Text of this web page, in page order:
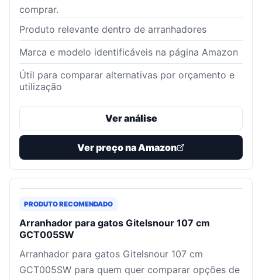
comprar.
Produto relevante dentro de arranhadores
Marca e modelo identificáveis na página Amazon
Útil para comparar alternativas por orçamento e
utilização
Ver análise
Ver preço na Amazon
PRODUTO RECOMENDADO
Arranhador para gatos Gitelsnour 107 cm
GCT005SW
Arranhador para gatos Gitelsnour 107 cm
GCT005SW para quem quer comparar opções de